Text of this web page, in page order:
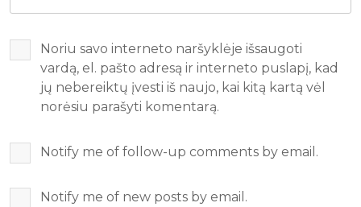
Noriu savo interneto naršyklėje išsaugoti
vardą, el. pašto adresą ir interneto puslapį, kad
jų nebereiktų įvesti iš naujo, kai kitą kartą vėl
norėsiu parašyti komentarą.
Notify me of follow-up comments by email.
Notify me of new posts by email.